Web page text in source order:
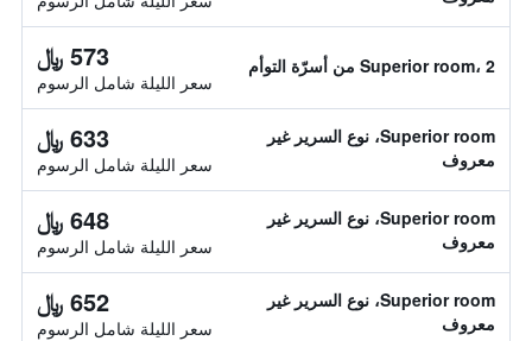
Superior room، 2 من أسرّة التوأم 573 ﷼
سعر الليلة شامل الرسوم
Superior room، نوع السرير غير
معروف
633 ﷼
سعر الليلة شامل الرسوم
Superior room، نوع السرير غير
معروف
648 ﷼
سعر الليلة شامل الرسوم
Superior room، نوع السرير غير
معروف
652 ﷼
سعر الليلة شامل الرسوم